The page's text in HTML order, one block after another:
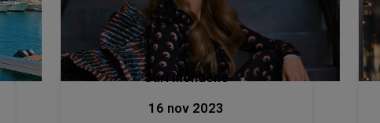
Stiri mondene
16 nov 2023